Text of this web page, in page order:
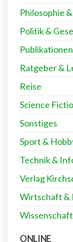
Philosophie
Politik &
Ratgeber &
Reise
Science
Sonstiges
Sport &
Technik &
Verlag
Wirtschaft &
ONLINE